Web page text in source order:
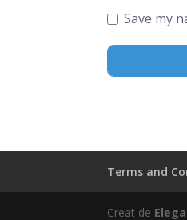
Save my
Terms and
Creat de